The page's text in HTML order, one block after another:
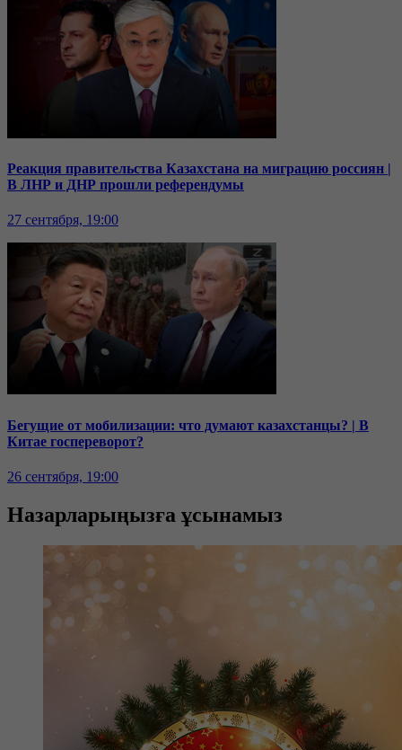
Реакция правительства Казахстана на миграцию россиян |
В ЛНР и ДНР прошли референдумы
27 сентября, 19:00
Бегущие от мобилизации: что думают казахстанцы? | В
Китае госпереворот?
26 сентября, 19:00
Назарларыңызға ұсынамыз